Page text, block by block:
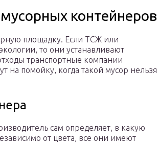
контейнеров
площадку. Если ТСЖ или
то они устанавливают
транспортные компании
на помойку, когда такой мусор нельзя
сам определяет, в какую
от цвета, все они имеют